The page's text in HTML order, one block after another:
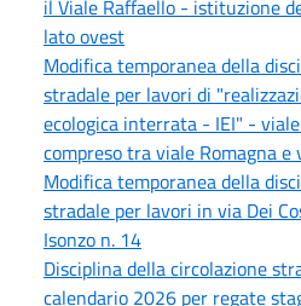
il Viale Raffaello - istituzione
lato ovest
Modifica temporanea della
stradale per lavori di
ecologica interrata - IEI" -
compreso tra viale Romagna e
Modifica temporanea della
stradale per lavori in via Dei
Isonzo n. 14
Disciplina della circolazione
calendario 2026 per regate